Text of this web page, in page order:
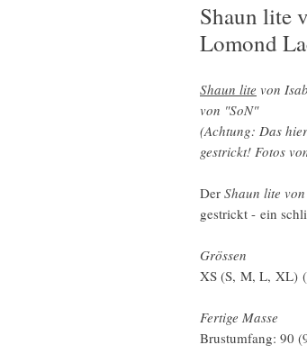
Shaun lite
Lomond
Shaun lite von
von "SoN"
(Achtung: Das
gestrickt! Fotos
Der Shaun lite
gestrickt - ein
Grössen
XS (S, M, L, XL)
Fertige Masse
Brustumfang: 90